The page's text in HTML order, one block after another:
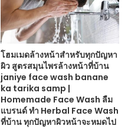
โฮมเมดล้างหน้าสำหรับทุกปัญหา
ผิว สูตรสมุนไพรล้างหน้าที่บ้าน
janiye face wash banane
ka tarika samp |
Homemade Face Wash ลืม
แบรนด์ ทำ Herbal Face Wash
ที่บ้าน ทุกปัญหาผิวหน้าจะหมดไป